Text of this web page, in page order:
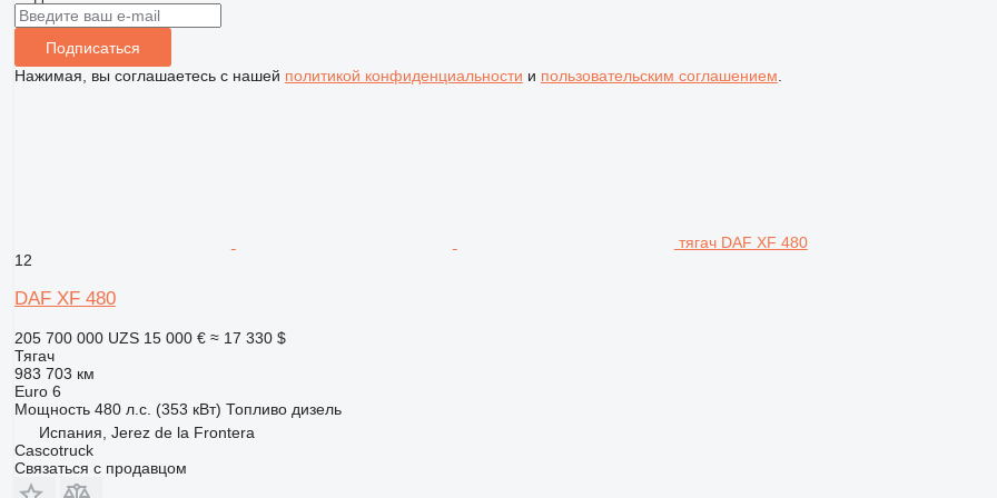
Подписаться
Нажимая, вы соглашаетесь с нашей политикой конфиденциальности и пользовательским соглашением
тягач DAF XF 480
12
DAF XF 480
205 700 000 UZS 15 000 € ≈ 17 330 $
Тягач
983 703 км
Euro 6
Мощность 480 л.с. (353 кВт) Топливо дизель
Испания, Jerez de la Frontera
Сascotruck
Связаться с продавцом